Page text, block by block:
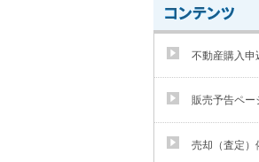
不動産購入申
販売予告ペー
売却（査定）